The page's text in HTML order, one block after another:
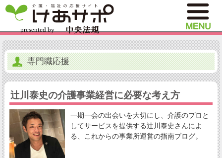
専門職応援
辻川泰史の介護事業経営に必要な考え方
一期一会の出会いを大切にし、介護のプロと
してサービスを提供する辻川泰史さんによ
る、これからの事業所運営の指南ブログ。